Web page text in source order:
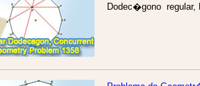
Dodec�gono regular,